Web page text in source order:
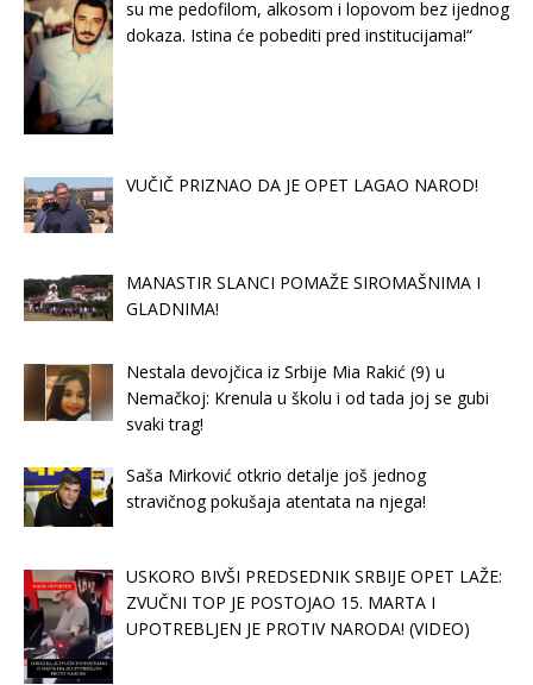
su me pedofilom, alkosom i lopovom bez ijednog
dokaza. Istina će pobediti pred institucijama!“
VUČIČ PRIZNAO DA JE OPET LAGAO NAROD!
MANASTIR SLANCI POMAŽE SIROMAŠNIMA I
GLADNIMA!
Nestala devojčica iz Srbije Mia Rakić (9) u
Nemačkoj: Krenula u školu i od tada joj se gubi
svaki trag!
Saša Mirković otkrio detalje još jednog
stravičnog pokušaja atentata na njega!
USKORO BIVŠI PREDSEDNIK SRBIJE OPET LAŽE:
ZVUČNI TOP JE POSTOJAO 15. MARTA I
UPOTREBLJEN JE PROTIV NARODA! (VIDEO)